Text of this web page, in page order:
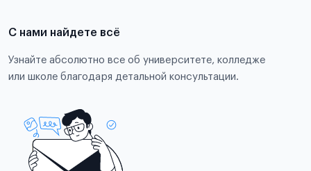
С нами найдете всё
Узнайте абсолютно все об университете, колледже
или школе благодаря детальной консультации.